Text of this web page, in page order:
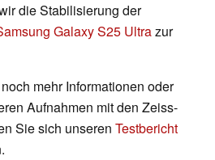
die Stabilisierung der
Galaxy S25 Ultrazur
mehr Informationen oder
Aufnahmen mit den Zeiss-
Sie sich unseren Testbericht